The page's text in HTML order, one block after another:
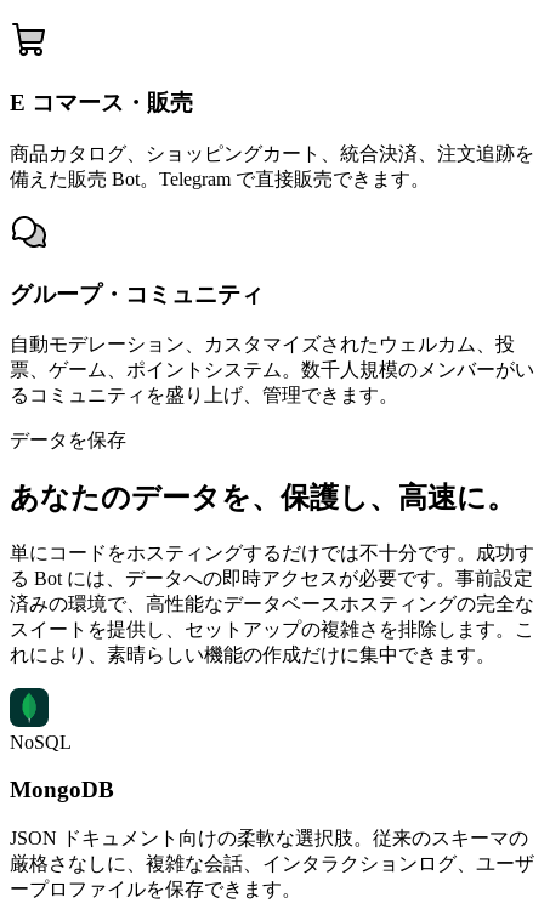
E コマース・販売
商品カタログ、ショッピングカート、統合決済、注文追跡を
備えた販売 Bot。Telegram で直接販売できます。
グループ・コミュニティ
自動モデレーション、カスタマイズされたウェルカム、投
票、ゲーム、ポイントシステム。数千人規模のメンバーがい
るコミュニティを盛り上げ、管理できます。
データを保存
あなたのデータを、保護し、高速に。
単にコードをホスティングするだけでは不十分です。成功す
る Bot には、データへの即時アクセスが必要です。事前設定
済みの環境で、高性能なデータベースホスティングの完全な
スイートを提供し、セットアップの複雑さを排除します。こ
れにより、素晴らしい機能の作成だけに集中できます。
NoSQL
MongoDB
JSON ドキュメント向けの柔軟な選択肢。従来のスキーマの
厳格さなしに、複雑な会話、インタラクションログ、ユーザ
ープロファイルを保存できます。